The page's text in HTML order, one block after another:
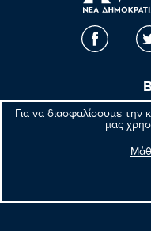
Για να διασφαλίσουμε την
μας
Parlement
08E165 60,
B-